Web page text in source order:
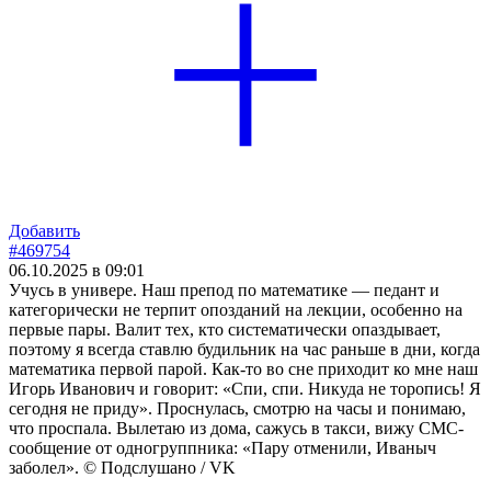
Добавить
#469754
06.10.2025 в 09:01
Учусь в универе. Наш препод по математике — педант и
категорически не терпит опозданий на лекции, особенно на
первые пары. Валит тех, кто систематически опаздывает,
поэтому я всегда ставлю будильник на час раньше в дни, когда
математика первой парой. Как-то во сне приходит ко мне наш
Игорь Иванович и говорит: «Спи, спи. Никуда не торопись! Я
сегодня не приду». Проснулась, смотрю на часы и понимаю,
что проспала. Вылетаю из дома, сажусь в такси, вижу СМС-
сообщение от одногруппника: «Пару отменили, Иваныч
заболел». © Подслушано / VK